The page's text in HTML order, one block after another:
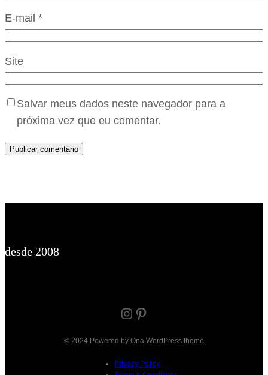
E-mail *
Site
Salvar meus dados neste navegador para a
próxima vez que eu comentar.
desde 2008
Instagram Pinterest
© 2024 Powered by Ona WordPress theme
Privacy Policy